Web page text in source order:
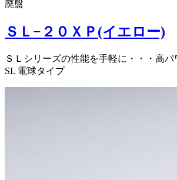
廃盤
ＳＬ−２０ＸＰ(イエロー)
ＳＬシリーズの性能を手軽に・・・高
SL 電球タイプ